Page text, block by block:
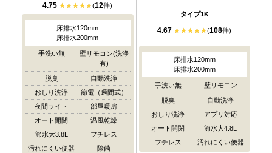
4.75 (12件)
床排水120mm
床排水200mm
手洗い無
壁リモコン(洗浄
有)
脱臭
自動洗浄
おしり洗浄
節電（瞬間式）
夜間ライト
部屋暖房
オート開閉
温風乾燥
節水大3.8L
フチレス
汚れにくい便器
除菌
タイプ1K
4.67 (108件)
床排水120mm
床排水200mm
手洗い無 壁リモコン
脱臭
自動洗浄
おしり洗浄
アプリ対応
オート開閉
節水大4.8L
フチレス
汚れにくい便器